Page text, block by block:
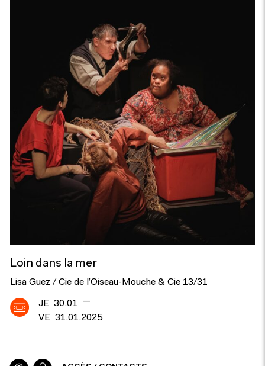
Loin dans la mer
Lisa Guez / Cie de l’Oiseau-Mouche & Cie 13/31
JE 30.01
—
VE 31.01.2025